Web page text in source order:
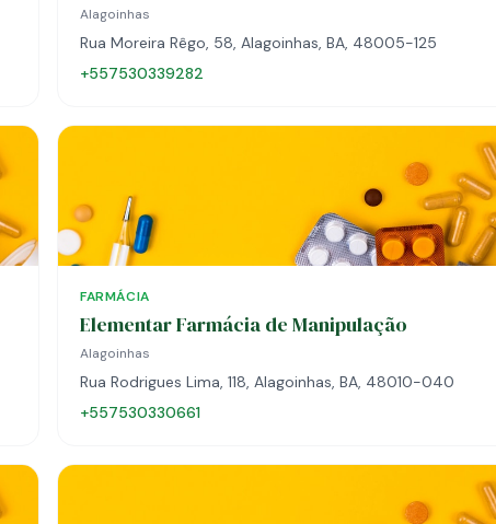
Alagoinhas
Rua Moreira Rêgo, 58, Alagoinhas, BA, 48005-125
+557530339282
FARMÁCIA
Elementar Farmácia de Manipulação
Alagoinhas
Rua Rodrigues Lima, 118, Alagoinhas, BA, 48010-040
+557530330661